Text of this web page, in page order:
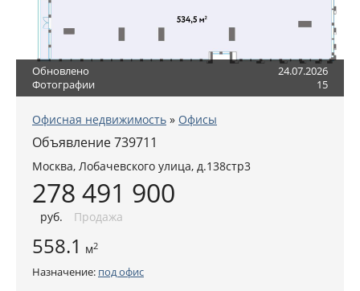
Обновлено
24.07.2026
Фотографии
15
Офисная недвижимость » Офисы
Объявление 739711
Москва, Лобачевского улица, д.138стр3
278 491 900
руб. Продажа
558.1 м2
Назначение: под офис